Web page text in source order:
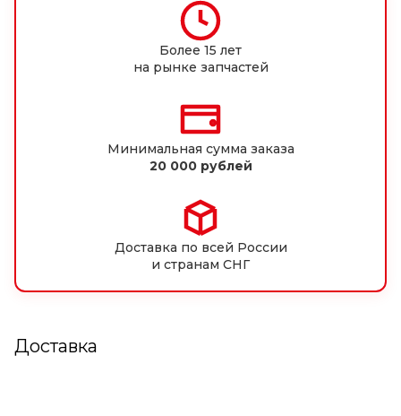
Более 15 лет
на рынке запчастей
Минимальная сумма заказа
20 000 рублей
Доставка по всей России
и странам СНГ
Доставка